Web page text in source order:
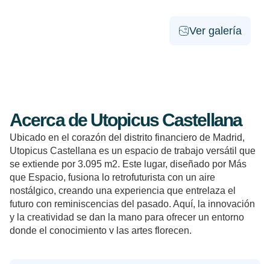
Ver galería
Acerca de Utopicus Castellana
Ubicado en el corazón del distrito financiero de Madrid,
Utopicus Castellana es un espacio de trabajo versátil que
se extiende por 3.095 m2. Este lugar, diseñado por Más
que Espacio, fusiona lo retrofuturista con un aire
nostálgico, creando una experiencia que entrelaza el
futuro con reminiscencias del pasado. Aquí, la innovación
y la creatividad se dan la mano para ofrecer un entorno
donde el conocimiento y las artes florecen.